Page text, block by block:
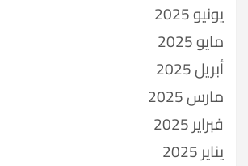
يونيو 2025
مايو 2025
أبريل 2025
مارس 2025
فبراير 2025
يناير 2025